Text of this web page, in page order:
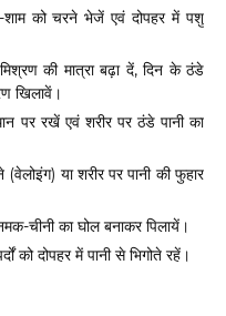
को चरने भेजें एवं दोपहर में पशु
की मात्रा बढ़ा दें, दिन के ठंडे
खिलावें।
पर रखें एवं शरीर पर ठंडे पानी का
या शरीर पर पानी की फुहार
चीनी का घोल बनाकर पिलायें।
को दोपहर में पानी से भिगोते रहें।